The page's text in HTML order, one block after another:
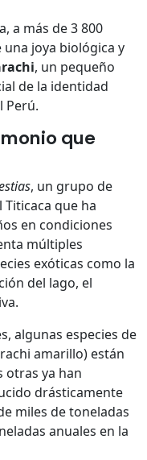
a más de 3 800
una joya biológica y
, un pequeño
de la identidad
Perú.
que
, un grupo de
Titicaca que ha
en condiciones
múltiples
exóticas como la
del lago, el
algunas especies de
amarillo) están
otras ya han
drásticamente
miles de toneladas
anuales en la